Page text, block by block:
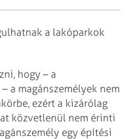
a lakóparkok
hogy – a
a magánszemélyek nem
ezért a kizárólag
közvetlenül nem érinti
egy építési